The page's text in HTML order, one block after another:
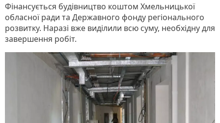
Фінансується будівництво коштом Хмельницької
обласної ради та Державного фонду регіонального
розвитку. Наразі вже виділили всю суму, необхідну для
завершення робіт.